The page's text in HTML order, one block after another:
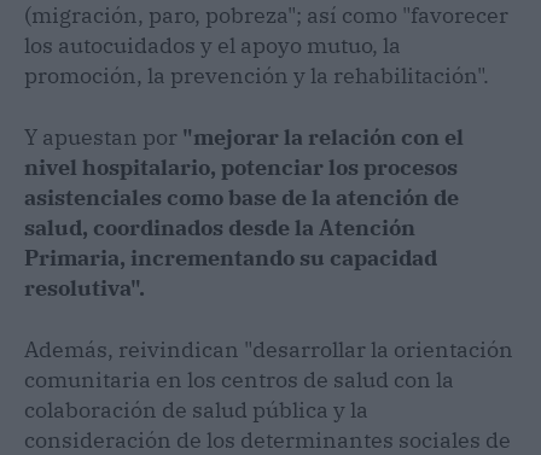
(migración, paro, pobreza"; así como "favorecer
los autocuidados y el apoyo mutuo, la
promoción, la prevención y la rehabilitación".
Y apuestan por "mejorar la relación con el
nivel hospitalario, potenciar los procesos
asistenciales como base de la atención de
salud, coordinados desde la Atención
Primaria, incrementando su capacidad
resolutiva".
Además, reivindican "desarrollar la orientación
comunitaria en los centros de salud con la
colaboración de salud pública y la
consideración de los determinantes sociales de